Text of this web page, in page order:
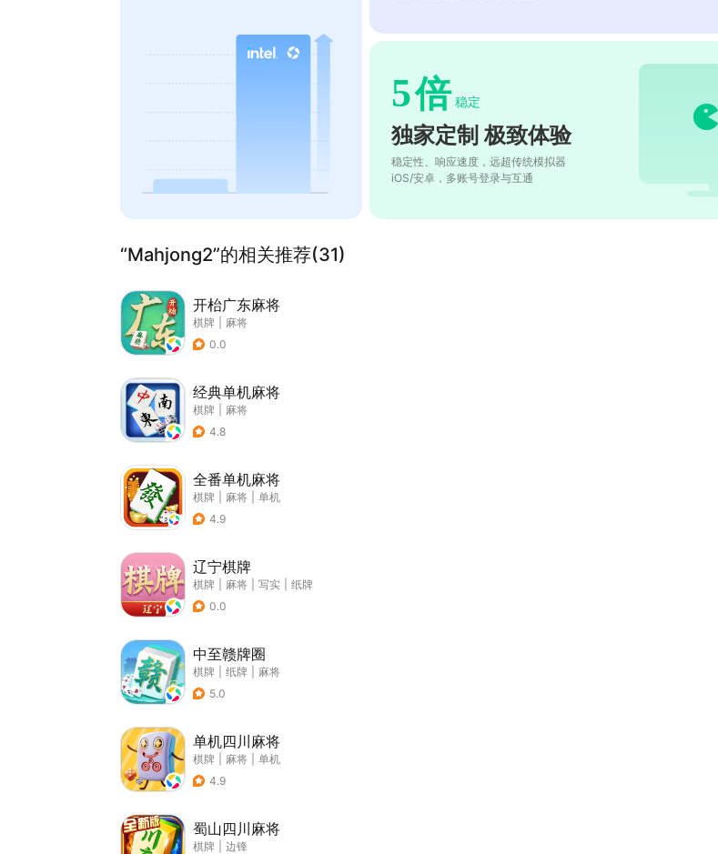
5倍 稳定
独家定制 极致体验
稳定性、响应速度，远超传统模拟器
iOS/安卓，多账号登录与互通
“Mahjong2”的相关推荐(31)
开枱广东麻将
棋牌
麻将
0.0
经典单机麻将
棋牌
麻将
4.8
全番单机麻将
棋牌 麻将
单机
4.9
辽宁棋牌
棋牌 麻将 写实
纸牌
0.0
中至赣牌圈
棋牌 纸牌
麻将
5.0
单机四川麻将
棋牌 麻将
单机
4.9
蜀山四川麻将
棋牌
边锋